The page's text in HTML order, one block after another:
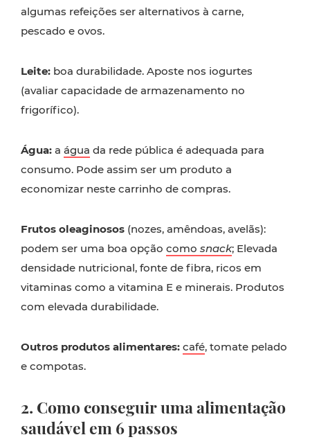
algumas refeições ser alternativos à carne,
pescado e ovos.
Leite: boa durabilidade. Aposte nos iogurtes
(avaliar capacidade de armazenamento no
frigorífico).
Água: a água da rede pública é adequada para
consumo. Pode assim ser um produto a
economizar neste carrinho de compras.
Frutos oleaginosos (nozes, amêndoas, avelãs):
podem ser uma boa opção como snack; Elevada
densidade nutricional, fonte de fibra, ricos em
vitaminas como a vitamina E e minerais. Produtos
com elevada durabilidade.
Outros produtos alimentares: café, tomate pelado
e compotas.
2. Como conseguir uma alimentação
saudável em 6 passos